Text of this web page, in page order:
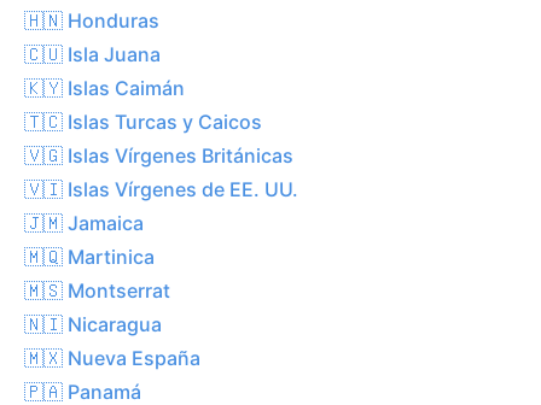
🇭🇳 Honduras
🇨🇺 Isla Juana
🇰🇾 Islas Caimán
🇹🇨 Islas Turcas y Caicos
🇻🇬 Islas Vírgenes Británicas
🇻🇮 Islas Vírgenes de EE. UU.
🇯🇲 Jamaica
🇲🇶 Martinica
🇲🇸 Montserrat
🇳🇮 Nicaragua
🇲🇽 Nueva España
🇵🇦 Panamá